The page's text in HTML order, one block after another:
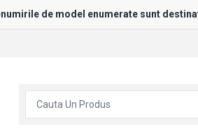
de model enumerate sunt